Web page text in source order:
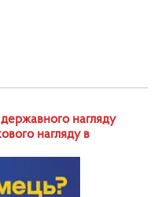
нагляду
нагляду в